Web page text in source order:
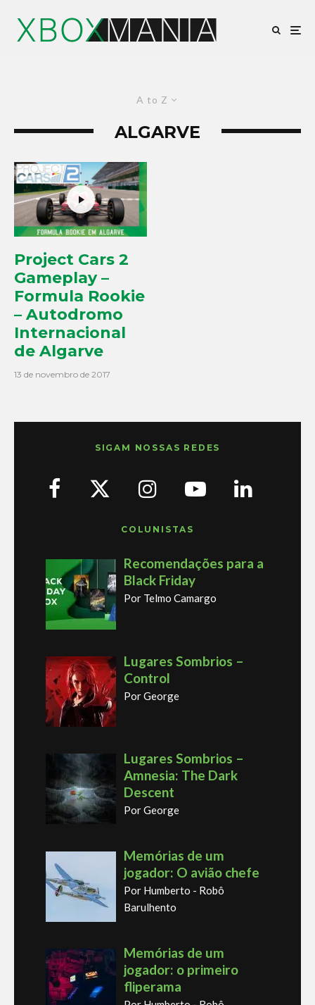
A to Z
ALGARVE
Project Cars 2
Gameplay –
Formula Rookie
– Autodromo
Internacional
de Algarve
13 de novembro de 2017
SIGAM NOSSAS REDES
COLUNISTAS
Recomendações para a
Black Friday
Por Telmo Camargo
Lugares Sombrios –
Control
Por George
Lugares Sombrios –
Amnesia: The Dark
Descent
Por George
Memórias de um
jogador: O avião chefe
Por Humberto - Robô
Barulhento
Memórias de um
jogador: o primeiro
fliperama